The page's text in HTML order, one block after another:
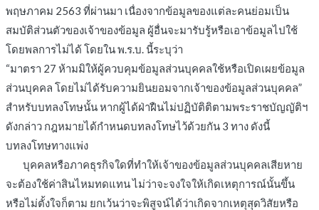
พฤษภาคม 2563 ที่ผ่านมา เนื่องจากข้อมูลของแต่ละคนย่อมเป็น
สมบัติส่วนตัวของเจ้าของข้อมูล ผู้อื่นจะมารับรู้หรือเอาข้อมูลไปใช้
โดยพลการไม่ได้ โดยใน พ.ร.บ. นี้ระบุว่า
“มาตรา 27 ห้ามมิให้ผู้ควบคุมข้อมูลส่วนบุคคลใช้หรือเปิดเผยข้อมูล
ส่วนบุคคล โดยไม่ได้รับความยินยอมจากเจ้าของข้อมูลส่วนบุคคล”
สำหรับบทลงโทษนั้น หากผู้ได้ฝ่าฝืนไม่ปฏิบัติติตามพระราชบัญญัติฯ
ดังกล่าว กฎหมายได้กำหนดบทลงโทษไว้ด้วยกัน 3 ทาง ดังนี้
บทลงโทษทางแพ่ง
บุคคลหรือภาคธุรกิจใดที่ทำให้เจ้าของข้อมูลส่วนบุคคลเสียหาย
จะต้องใช้ค่าสินไหมทดแทน ไม่ว่าจะจงใจให้เกิดเหตุการณ์นั้นขึ้น
หรือไม่ตั้งใจก็ตาม ยกเว้นว่าจะพิสูจน์ได้ว่าเกิดจากเหตุสุดวิสัยหรือ